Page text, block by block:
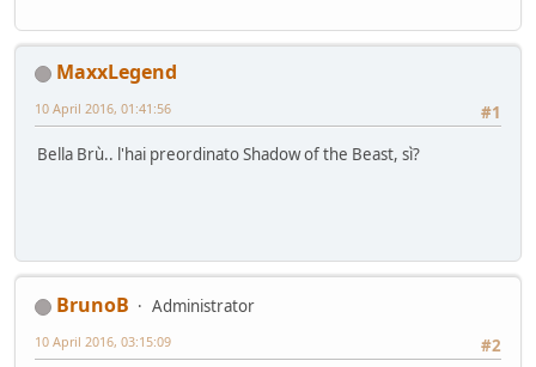
MaxxLegend
#1
10 April 2016, 01:41:56
Bella Brù.. l'hai preordinato Shadow of the Beast, sì?
BrunoB
Administrator
#2
10 April 2016, 03:15:09